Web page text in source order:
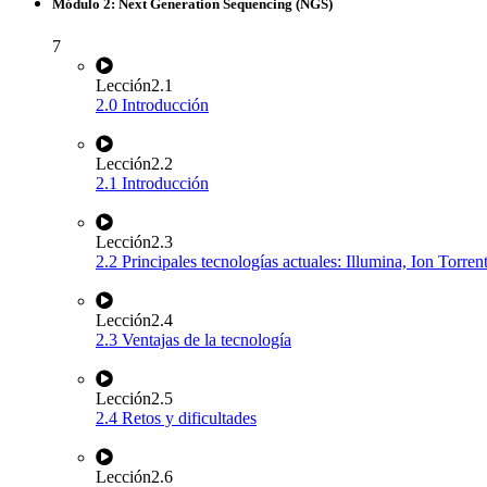
Módulo 2: Next Generation Sequencing (NGS)
7
Lección2.1
2.0 Introducción
Lección2.2
2.1 Introducción
Lección2.3
2.2 Principales tecnologías actuales: Illumina, Ion
Lección2.4
2.3 Ventajas de la tecnología
Lección2.5
2.4 Retos y dificultades
Lección2.6